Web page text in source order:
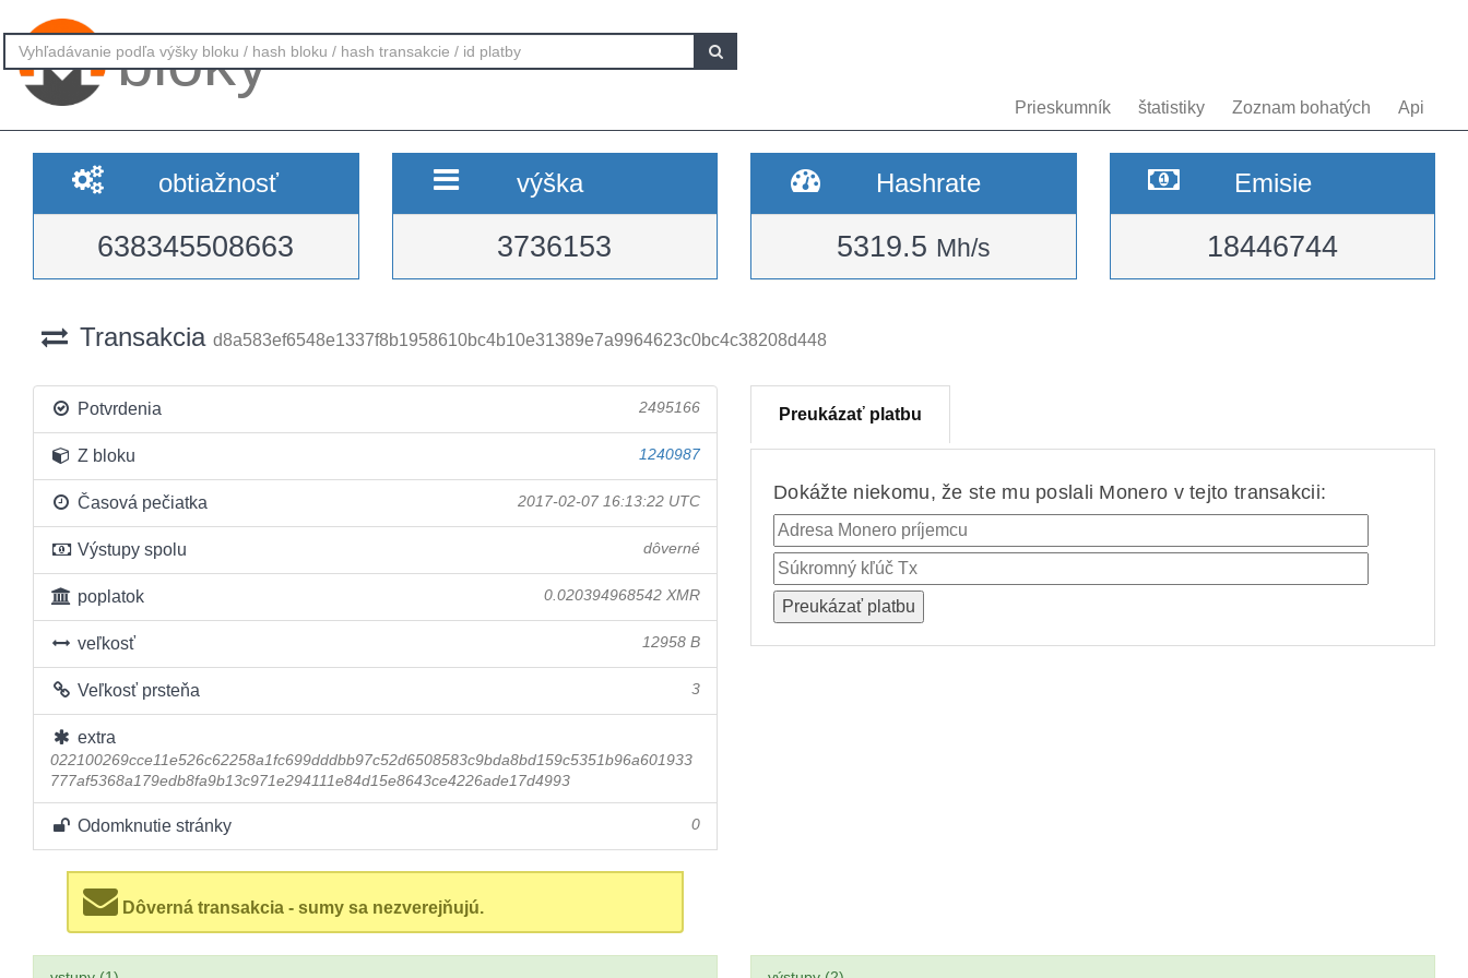
bloky
Prieskumník štatistiky Zoznam bohatých Api
obtiažnosť
638345508663
výška
3736153
Hashrate
5319.5 Mh/s
Emisie
18446744
Transakcia d8a583ef6548e1337f8b1958610bc4b10e31389e7a9964623c0bc4c38208d448
Potvrdenia 2495166
Z bloku 1240987
Časová pečiatka 2017-02-07 16:13:22 UTC
Výstupy spolu dôverné
poplatok 0.020394968542 XMR
veľkosť 12958 B
Veľkosť prsteňa 3
extra
022100269cce11e526c62258a1fc699dddbb97c52d6508583c9bda8bd159c5351b96a601933
777af5368a179edb8fa9b13c971e294111e84d15e8643ce4226ade17d4993
Odomknutie stránky 0
Dôverná transakcia - sumy sa nezverejňujú.
Preukázať platbu
Dokážte niekomu, že ste mu poslali Monero v tejto transakcii: